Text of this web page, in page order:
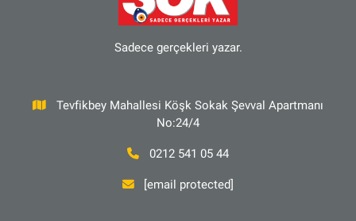
Sadece gerçekleri yazar.
Tevfikbey Mahallesi Köşk Sokak Şevval Apartmanı
No:24/4
0212 541 05 44
[email protected]